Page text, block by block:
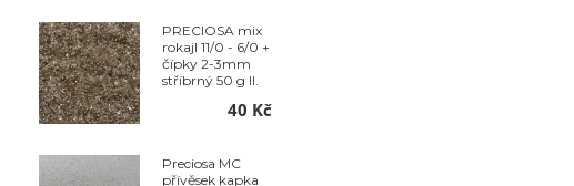
PRECIOSA mix
rokajl 11/0 - 6/0 +
čípky 2-3mm
stříbrný 50 g II.
40 Kč
Preciosa MC
přívěsek kapka